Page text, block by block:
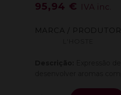
95,94 € IVA inc.
MARCA / PRODUTOR
Quantidade